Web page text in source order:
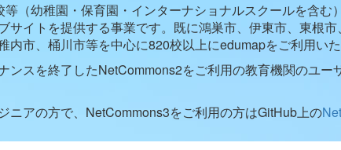
等（幼稚園・保育園・インターナショナルスクールを含む
サイトを提供する事業です。既に鴻巣市、伊東市、東根
内市、桶川市等を中心に820校以上にedumapをご利用いた
ンスを終了したNetCommons2をご利用の教育機関のユ
ニアの方で、NetCommons3をご利用の方はGitHub上の